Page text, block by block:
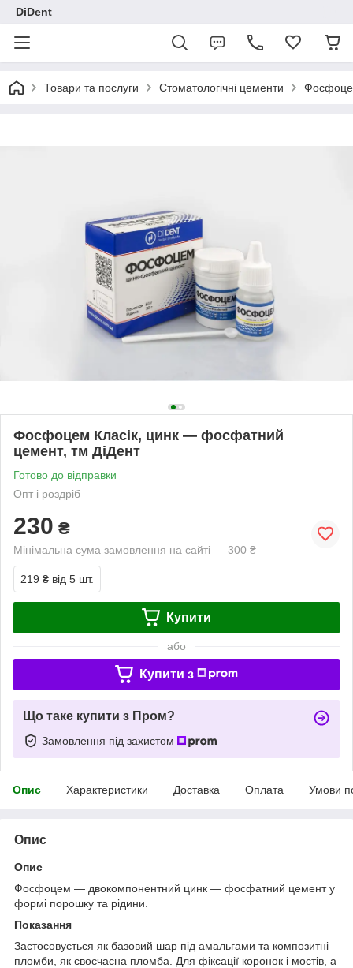
DiDent
Товари та послуги Стоматологічні цементи
Фосфоцем Класік, цинк — фосфатний
цемент, тм ДіДент
Готово до відправки
Опт і роздріб
230 ₴
Мінімальна сума замовлення на сайті — 300 ₴
219 ₴ від 5 шт.
Купити
або
Купити з
Що таке купити з Пром?
Замовлення під захистом
Опис Характеристики Доставка Оплата Умови
Опис
Опис
Фосфоцем — двокомпонентний цинк — фосфатний цемент у
формі порошку та рідини.
Показання
Застосовується як базовий шар під амальгами та композитні
пломби, як своєчасна пломба. Для фіксації коронок і мостів, а